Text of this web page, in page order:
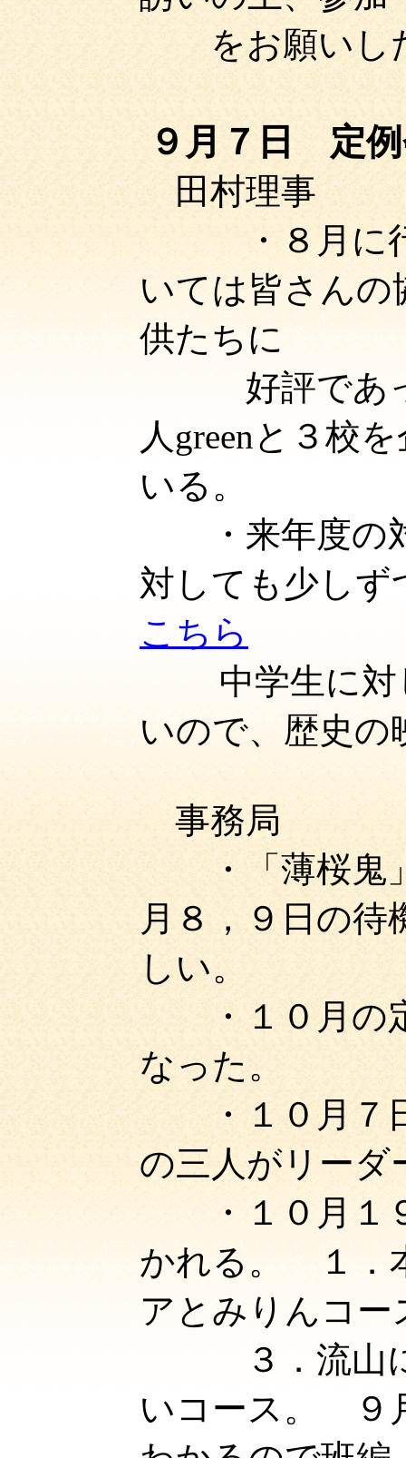
をお願いし
９月７日 定
田村理事
・８月に
いては皆さんの
供たちに
好評であっ
人greenと３校
いる。
・来年度の対
対しても少し
こちら
中学生に対し
いので、歴史の
事務局
・「薄桜鬼」
月８，９日の待
しい。
・１０月の定
なった。
・１０月７日
の三人がリーダ
・１０月１９
かれる。 １．
アとみりんコ
３．流山に
いコース。 ９